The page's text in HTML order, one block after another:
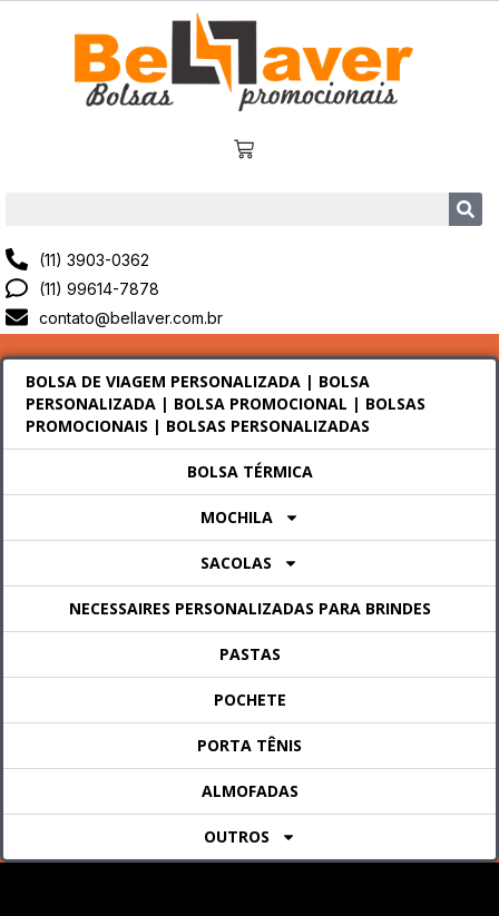
(11) 3903-0362
(11) 99614-7878
contato@bellaver.com.br
BOLSA DE VIAGEM PERSONALIZADA | BOLSA
PERSONALIZADA | BOLSA PROMOCIONAL | BOLSAS
PROMOCIONAIS | BOLSAS PERSONALIZADAS
BOLSA TÉRMICA
MOCHILA
SACOLAS
NECESSAIRES PERSONALIZADAS PARA BRINDES
PASTAS
POCHETE
PORTA TÊNIS
ALMOFADAS
OUTROS